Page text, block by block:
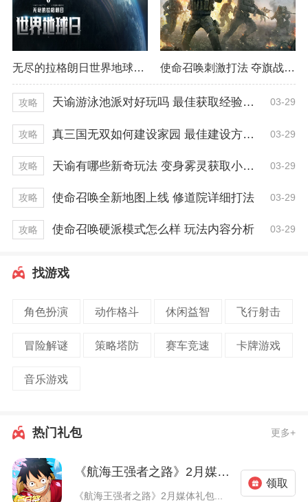
无尽的拉格朗日世界地球日活动 早已开启一周！ 使命召唤刺激打法 夺旗战模式精彩程度
攻略 天谕游泳池派对好玩吗 最佳获取经验技巧 03-29
攻略 真三国无双如何建设家园 最佳建设方式推荐 03-29
攻略 天谕有哪些新奇玩法 变身雾灵获取小技巧 03-29
攻略 使命召唤全新地图上线 修道院详细打法 03-29
攻略 使命召唤硬派模式怎么样 玩法内容分析 03-29
找游戏
角色扮演 动作格斗 休闲益智 飞行射击
冒险解谜 策略塔防 赛车竞速 卡牌游戏
音乐游戏
热门礼包 更多+
《航海王强者之路》2月媒体礼包
《航海王强者之路》2月媒体礼包...
领取